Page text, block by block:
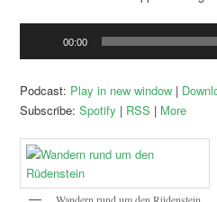
00:00
Podcast: Play in new window |
Subscribe:Spotify | RSS | More
Wandern rund um den Rüdenstein